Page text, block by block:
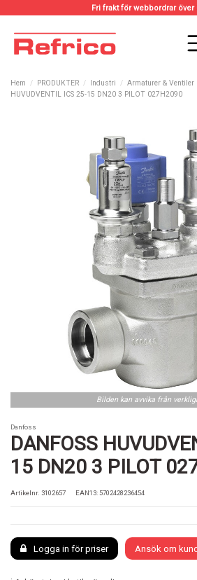
Fri frakt för webbordrar över
Hem PRODUKTER Industri Armaturer & Ventiler
HUVUDVENTIL ICS 25-15 DN20 3 PILOT 027H2090
Bilden kan avvika från
Danfoss
DANFOSS
15 DN20 3 PILOT
Artikelnr. 3102657 EAN13: 5702428236454
Logga in för priser Ansök om